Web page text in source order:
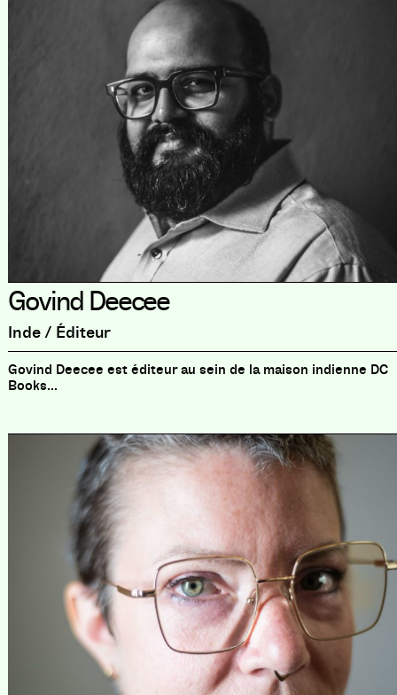
Govind Deecee
Inde / Éditeur
Govind Deecee est éditeur au sein de la maison indienne DC
Books...